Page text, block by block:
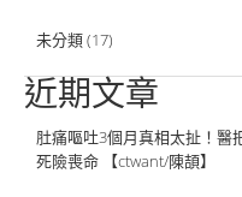
未分類(17)
近期文章
肚痛嘔吐3個月真相太扯！
死險喪命 【ctwant/陳頡】